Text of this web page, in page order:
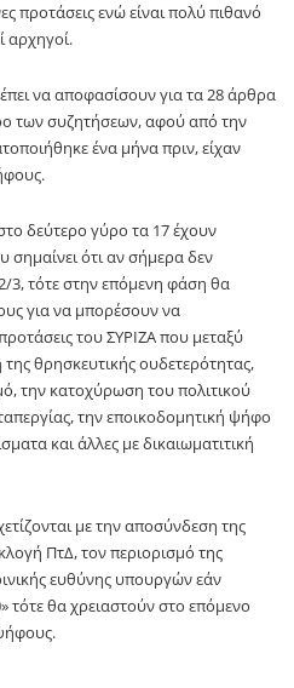
προτάσεις ενώ είναι πολύ πιθανό
αρχηγοί.
να αποφασίσουν για τα 28 άρθρα
των συζητήσεων, αφού από την
ένα μήνα πριν, είχαν
δεύτερο γύρο τα 17 έχουν
ότι αν σήμερα δεν
3, τότε στην επόμενη φάση θα
για να μπορέσουν να
του ΣΥΡΙΖΑ που μεταξύ
θρησκευτικής ουδετερότητας,
την κατοχύρωση του πολιτικού
την εποικοδομητική ψήφο
και άλλες με δικαιωματιτική
με την αποσύνδεση της
ΠτΔ, τον περιορισμό της
ευθύνης υπουργών εάν
τότε θα χρειαστούν στο επόμενο